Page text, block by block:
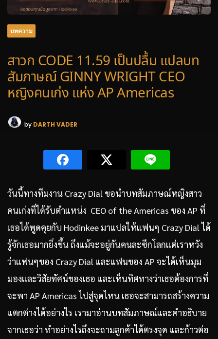
บทความ
สาวก CODE 11.59 เป็นปลื้ม แปลบท
สัมภาษณ์ GINNY WRIGHT CEO
หญิงคนเก่ง แห่ง AP Americas
by DARTH VADER
วันนี้ทางทีมงาน Crazy Dial ขอนำบทสัมภาษณ์หญิงสาว
คนเก่งที่ได้รับตำแหน่ง CEO of the Americas ของ AP ที่
เธอได้พูดคุยกับ Hodinkee มาแปลให้แฟนๆ Crazy Dial ได้
รู้จักเธอมากยิ่งขึ้น ถึงแม้จะอยู่กันคนละซีกโลกแต่เราหวัง
ว่าแฟนๆของ Crazy Dial และแฟนของ AP จะได้เห็นมุม
มองและวิสัยทัศน์ของเธอ และเห็นทิศทางว่าเธอต้องการที่
จะพา AP Americas ไปสู่จุดไหน เธอจะสามารถสร้างความ
แตกต่างได้อย่างไร เรามาอ่านบทสัมภาษณ์และคำอธิบาย
จากเธอว่า ทำอย่างไรถึงจะถามลูกค้าได้ตรงจุด และก้าวต่อ